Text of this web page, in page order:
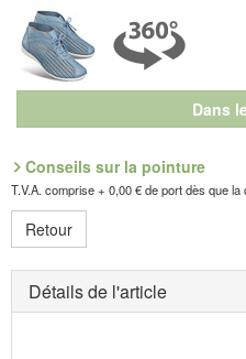
Dans
Conseils sur la pointure
T.V.A. comprise + 0,00 € de port dès que
Retour
Détails de l'article